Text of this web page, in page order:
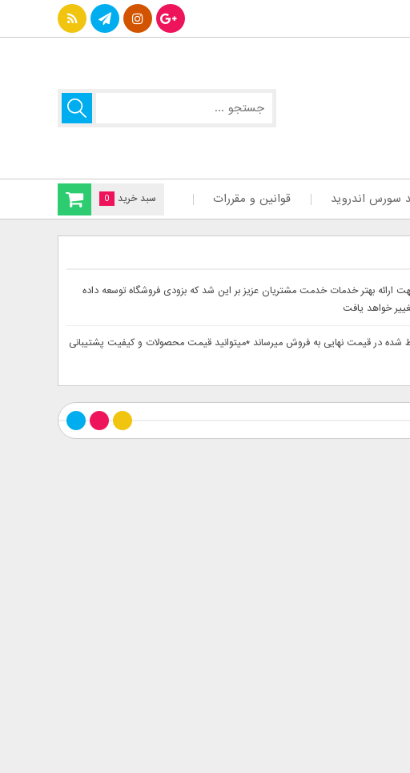
سبد خرید 0 سورس اندروید قوانین و مقررات
بودیم . وب سایت دینا پارس جهت ارائه بهتر خدمات خدمت مشتریان عزیز بر این شد که بزودی فروشگاه توسعه داده
خواهد یافت
عزیز. تمام محصولات خود را از 30تا 60درصد تخفیف دار بصورت لحاظ شده در قیمت نهایی به فروش میرساند *میتوانید قیمت محصولات و کیفیت پشتیبانی